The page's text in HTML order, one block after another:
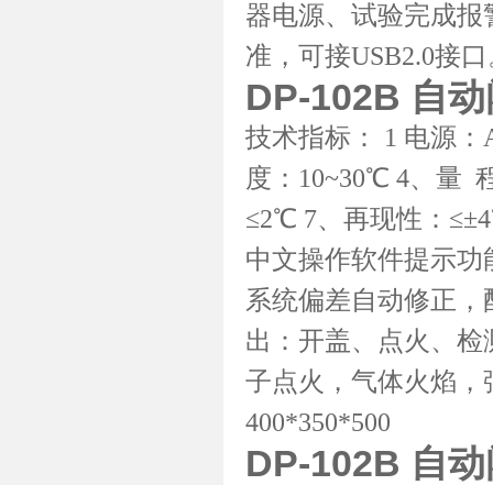
器电源、试验完成报
准，可接USB2.0接
DP-102B 自
技术指标： 1 电源：
度：10~30℃ 4、量
≤2℃ 7、再现性：
中文操作软件提示
系统偏差自动修正
出：开盖、点火、
子点火，气体火焰，
400*350*500
DP-102B 自